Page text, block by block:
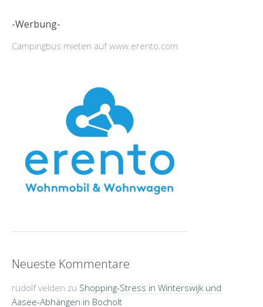
-Werbung-
Campingbus mieten auf www.erento.com
Neueste Kommentare
rudolf velden zu Shopping-Stress in Winterswijk und
Aasee-Abhängen in Bocholt